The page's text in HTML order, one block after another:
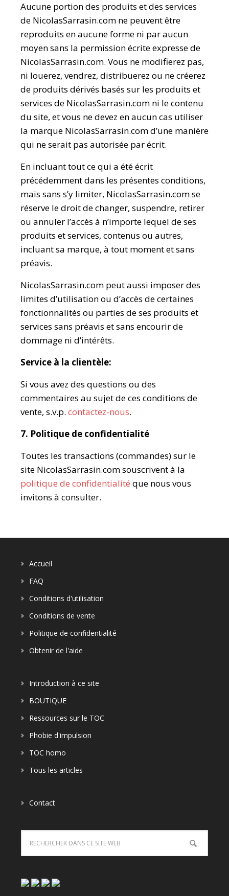
Aucune portion des produits et des services
de NicolasSarrasin.com ne peuvent être
reproduits en aucune forme ni par aucun
moyen sans la permission écrite expresse de
NicolasSarrasin.com. Vous ne modifierez pas,
ni louerez, vendrez, distribuerez ou ne créerez
de produits dérivés basés sur les produits et
services de NicolasSarrasin.com ni le contenu
du site, et vous ne devez en aucun cas utiliser
la marque NicolasSarrasin.com d’une manière
qui ne serait pas autorisée par écrit.
En incluant tout ce qui a été écrit
précédemment dans les présentes conditions,
mais sans s’y limiter, NicolasSarrasin.com se
réserve le droit de changer, suspendre, retirer
ou annuler l’accès à n’importe lequel de ses
produits et services, contenus ou autres,
incluant sa marque, à tout moment et sans
préavis.
NicolasSarrasin.com peut aussi imposer des
limites d’utilisation ou d’accès de certaines
fonctionnalités ou parties de ses produits et
services sans préavis et sans encourir de
dommage ni d’intérêts.
Service à la clientèle:
Si vous avez des questions ou des
commentaires au sujet de ces conditions de
vente, s.v.p. contactez-nous.
7. Politique de confidentialité
Toutes les transactions (commandes) sur le
site NicolasSarrasin.com souscrivent à la
politique de confidentialité que nous vous
invitons à consulter.
Accueil
FAQ
Conditions d'utilisation
Conditions de vente
Politique de confidentialité
Obtenir de l'aide
Introduction à ce site
BOUTIQUE
Ressources sur le TOC
Phobie d'impulsion
TOC homo
Tous les articles
Contact